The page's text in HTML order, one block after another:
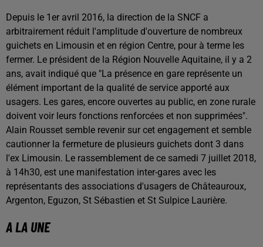
Depuis le 1er avril 2016, la direction de la SNCF a
arbitrairement réduit l'amplitude d'ouverture de nombreux
guichets en Limousin et en région Centre, pour à terme les
fermer. Le président de la Région Nouvelle Aquitaine, il y a 2
ans, avait indiqué que "La présence en gare représente un
élément important de la qualité de service apporté aux
usagers. Les gares, encore ouvertes au public, en zone rurale
doivent voir leurs fonctions renforcées et non supprimées".
Alain Rousset semble revenir sur cet engagement et semble
cautionner la fermeture de plusieurs guichets dont 3 dans
l'ex Limousin. Le rassemblement de ce samedi 7 juillet 2018,
à 14h30, est une manifestation inter-gares avec les
représentants des associations d'usagers de Châteauroux,
Argenton, Eguzon, St Sébastien et St Sulpice Laurière.
A LA UNE